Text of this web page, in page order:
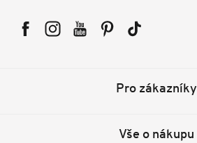
Pro zákazníky
Vše o nákupu